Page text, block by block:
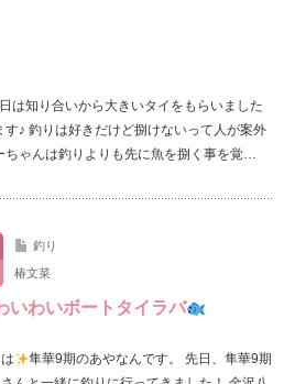
は知り合いから大きいタイをもらいました
♪ 釣りは好きだけど捌けないって人が案外
ちゃんは釣りよりも先に魚を捌く事を覚…
釣り
椿文菜
いわいボートタイラバ
隼華9期のあやなんです。 先日、隼華9期